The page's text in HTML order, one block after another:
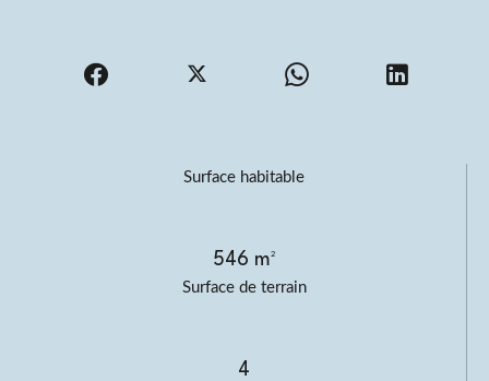
Surface habitable
Surface de terrain
546 m²
4